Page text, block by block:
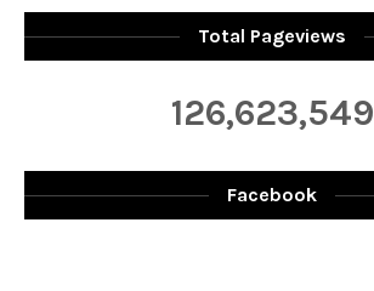
Total Pageviews
126,623,549
Facebook